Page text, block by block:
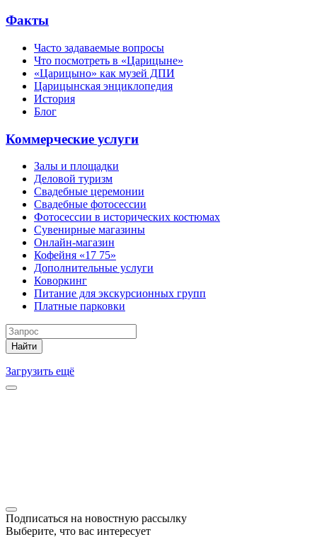
Факты
Часто задаваемые вопросы
Что посмотреть в «Царицыне»
«Царицыно» как музей ДПИ
Царицынская энциклопедия
История
Блог
Коммерческие услуги
Залы и площадки
Деловой туризм
Свадебные церемонии
Свадебные фотосессии
Фотосессии в исторических костюмах
Сувенирные магазины
Онлайн-магазин
Кофейня «17 75»
Дополнительные услуги
Коворкинг
Питание для экскурсионных групп
Платные парковки
Найти
Загрузить ещё
Подписаться на новостную рассылку
Выберите, что вас интересует